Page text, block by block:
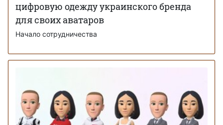
цифровую одежду украинского бренда
для своих аватаров
Начало сотрудничества